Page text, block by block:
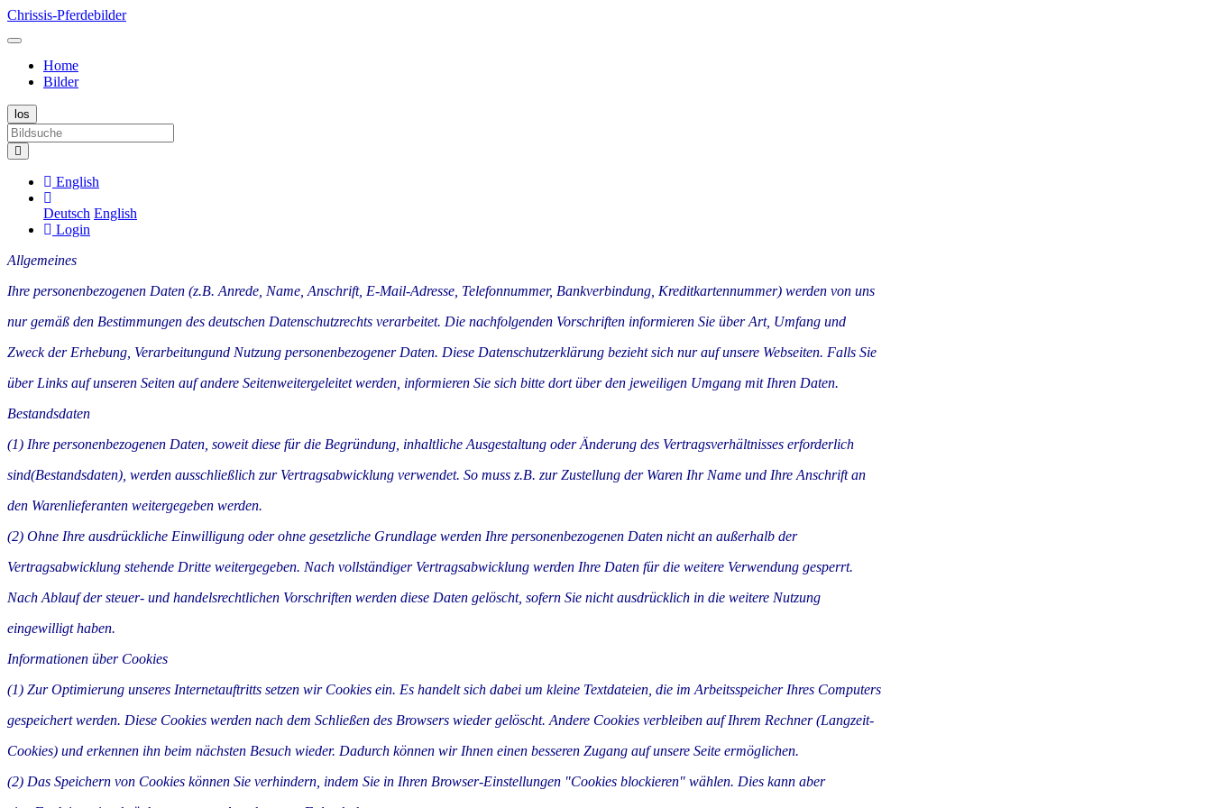
Chrissis-Pferdebilder
Home
Bilder
English
Deutsch English
Login
Allgemeines
Ihre personenbezogenen Daten (z.B. Anrede, Name, Anschrift, E-Mail-Adresse, Telefonnummer, Bankverbindung, Kreditkartennummer) werden von uns
nur gemäß den Bestimmungen des deutschen Datenschutzrechts verarbeitet. Die nachfolgenden Vorschriften informieren Sie über Art, Umfang und
Zweck der Erhebung, Verarbeitungund Nutzung personenbezogener Daten. Diese Datenschutzerklärung bezieht sich nur auf unsere Webseiten. Falls Sie
über Links auf unseren Seiten auf andere Seitenweitergeleitet werden, informieren Sie sich bitte dort über den jeweiligen Umgang mit Ihren Daten.
Bestandsdaten
(1) Ihre personenbezogenen Daten, soweit diese für die Begründung, inhaltliche Ausgestaltung oder Änderung des Vertragsverhältnisses erforderlich
sind(Bestandsdaten), werden ausschließlich zur Vertragsabwicklung verwendet. So muss z.B. zur Zustellung der Waren Ihr Name und Ihre Anschrift an
den Warenlieferanten weitergegeben werden.
(2) Ohne Ihre ausdrückliche Einwilligung oder ohne gesetzliche Grundlage werden Ihre personenbezogenen Daten nicht an außerhalb der
Vertragsabwicklung stehende Dritte weitergegeben. Nach vollständiger Vertragsabwicklung werden Ihre Daten für die weitere Verwendung gesperrt.
Nach Ablauf der steuer- und handelsrechtlichen Vorschriften werden diese Daten gelöscht, sofern Sie nicht ausdrücklich in die weitere Nutzung
eingewilligt haben.
Informationen über Cookies
(1) Zur Optimierung unseres Internetauftritts setzen wir Cookies ein. Es handelt sich dabei um kleine Textdateien, die im Arbeitsspeicher Ihres Computers
gespeichert werden. Diese Cookies werden nach dem Schließen des Browsers wieder gelöscht. Andere Cookies verbleiben auf Ihrem Rechner (Langzeit-
Cookies) und erkennen ihn beim nächsten Besuch wieder. Dadurch können wir Ihnen einen besseren Zugang auf unsere Seite ermöglichen.
(2) Das Speichern von Cookies können Sie verhindern, indem Sie in Ihren Browser-Einstellungen "Cookies blockieren" wählen. Dies kann aber